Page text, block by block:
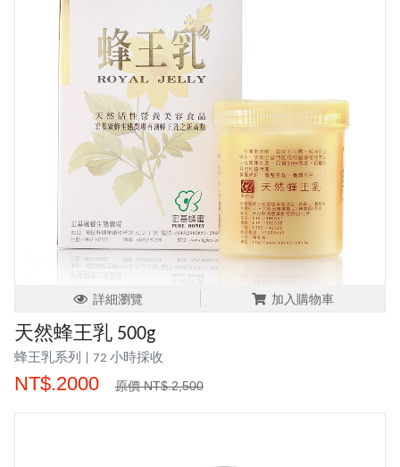
詳細瀏覽 加入購物車
天然蜂王乳 500g
蜂王乳系列 | 72 小時採收
NT$.2000 原價 NT$.2,500